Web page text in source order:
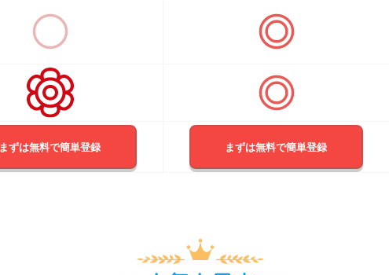
まずは無料で簡単登録 まずは無料で簡単登録